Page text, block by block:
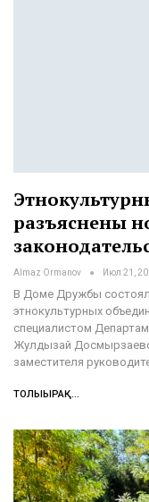
разъяснены
Almaz Ormanov Июл 21,
В Доме Дружбы
этнокультурных
специалистом
Жулдызай
заместителя
ТОЛЫҒЫРАҚ...